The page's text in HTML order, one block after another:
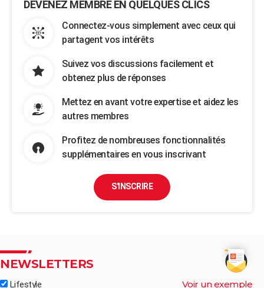
DEVENEZ MEMBRE EN QUELQUES CLICS
Connectez-vous simplement avec ceux qui
partagent vos intérêts
Suivez vos discussions facilement et
obtenez plus de réponses
Mettez en avant votre expertise et aidez les
autres membres
Profitez de nombreuses fonctionnalités
supplémentaires en vous inscrivant
S'INSCRIRE
NEWSLETTERS
Lifestyle Voir un exemple